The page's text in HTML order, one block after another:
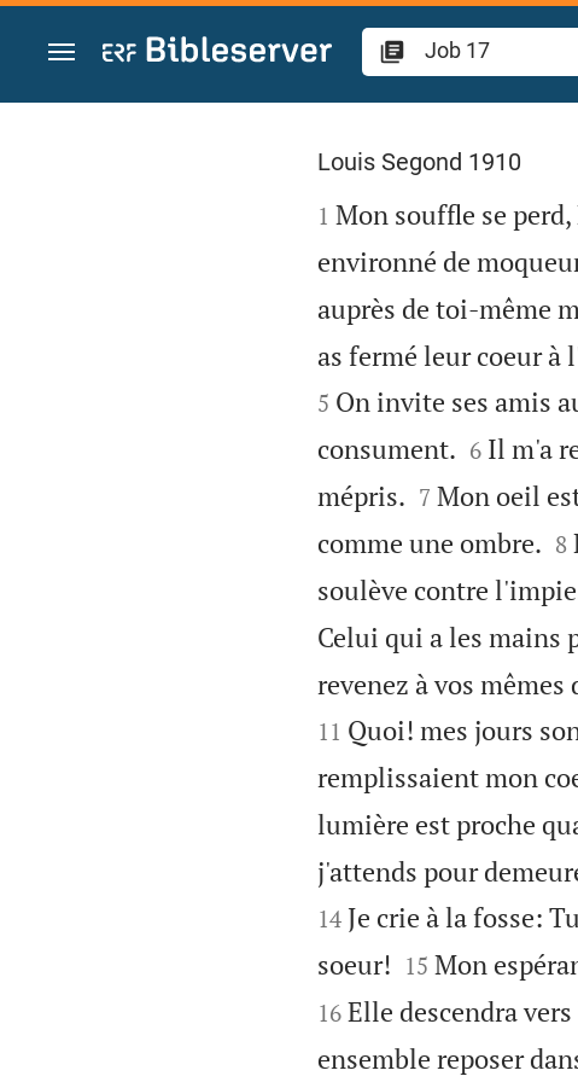
Aller vers contenu
Job 17
Louis Segond 1910

1 Mon souffle se
environné de
auprès de toi-même
as fermé leur coeur
5 On invite ses amis
consument.
6 Il m'a
mépris.
7 Mon oeil
comme une ombre.
8
soulève contre
Celui qui a les mains
revenez à vos
11 Quoi! mes jours
remplissaient mon
lumière est proche
j'attends pour
14 Je crie à la fosse:
soeur!
15 Mon
16 Elle descendra
ensemble reposer